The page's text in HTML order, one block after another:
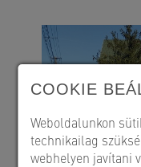
COOKIE
Weboldalunkon
technikailag
webhelyen javítani